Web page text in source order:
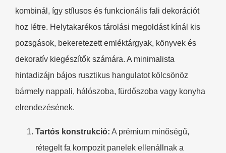
kombinál, így stílusos és funkcionális fali dekorációt
hoz létre. Helytakarékos tárolási megoldást kínál kis
pozsgások, bekeretezett emléktárgyak, könyvek és
dekoratív kiegészítők számára. A minimalista
hintadizájn bájos rusztikus hangulatot kölcsönöz
bármely nappali, hálószoba, fürdőszoba vagy konyha
elrendezésének.
Tartós konstrukció: A prémium minőségű,
rétegelt fa kompozit panelek ellenállnak a